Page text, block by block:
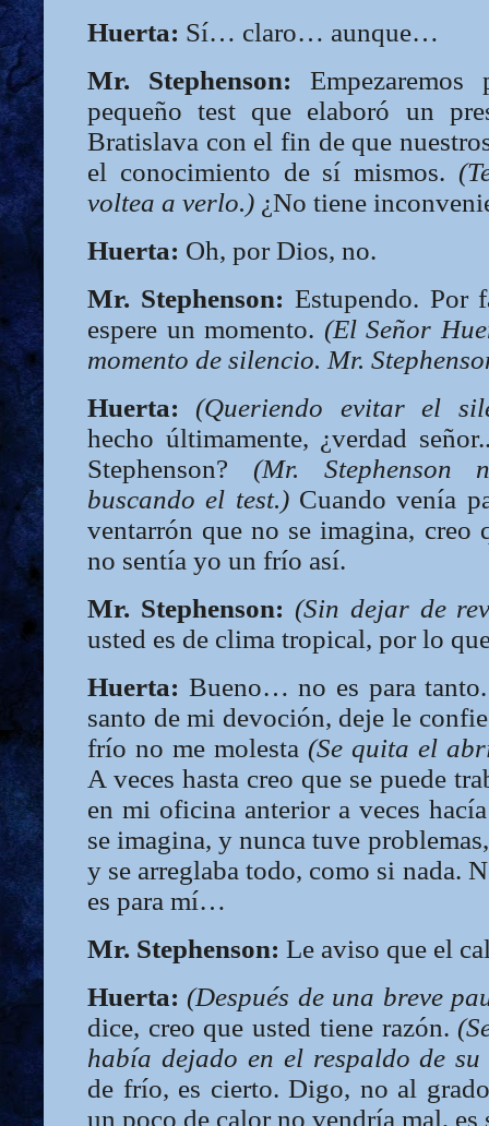
Huerta: Sí… claro… aunque…
Mr. Stephenson:
pequeño test que elaboró un
Bratislava con el fin de que
el conocimiento de sí mismos.
voltea a verlo.) ¿No tiene
Huerta: Oh, por Dios, no.
Mr. Stephenson: Estupendo. Por
espere un momento. (El Señor
momento de silencio. Mr.
Huerta:
(Queriendo evitar el
hecho últimamente, ¿verdad
Stephenson? (Mr. Stephenson
buscando el test.)Cuando venía
ventarrón que no se imagina, creo
no sentía yo un frío así.
Mr. Stephenson: (Sin dejar de
usted es de clima tropical, por lo
Huerta: Bueno… no es para
santo de mi devoción, deje le
frío no me molesta (Se quita el
A veces hasta creo que se puede
en mi oficina anterior a veces
se imagina, y nunca tuve
y se arreglaba todo, como si nada.
es para mí…
Mr. Stephenson: Le aviso que el
Huerta: (Después de una breve
dice, creo que usted tiene razón.
había dejado en el respaldo de
de frío, es cierto. Digo, no al
un poco de calor no vendría mal, es